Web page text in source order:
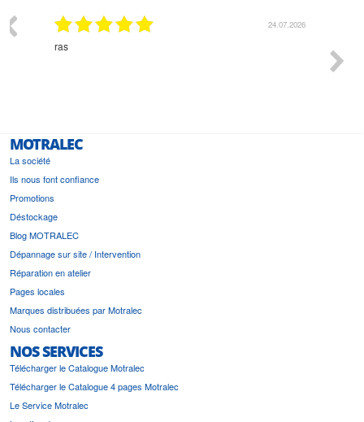
24.07.2026
ras
MOTRALEC
La société
Ils nous font confiance
Promotions
Déstockage
Blog MOTRALEC
Dépannage sur site / Intervention
Réparation en atelier
Pages locales
Marques distribuées par Motralec
Nous contacter
NOS SERVICES
Télécharger le Catalogue Motralec
Télécharger le Catalogue 4 pages Motralec
Le Service Motralec